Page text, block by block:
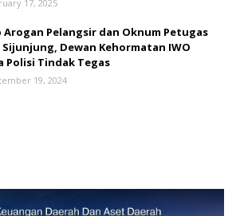
17, 2025
Arogan Pelangsir dan Oknum Petugas
Sijunjung, Dewan Kehormatan IWO
Polisi Tindak Tegas
19, 2024